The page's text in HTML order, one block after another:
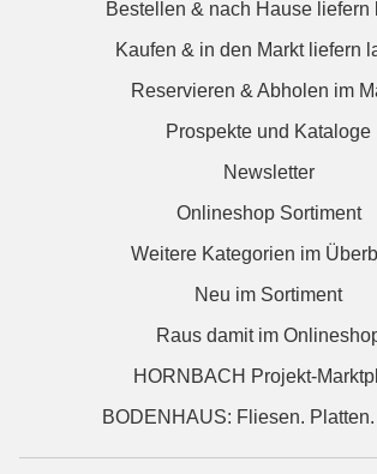
Bestellen & nach Hause liefern
Kaufen & in den Markt liefern
Reservieren & Abholen im
Prospekte und Kataloge
Newsletter
Onlineshop Sortiment
Weitere Kategorien im
Neu im Sortiment
Raus damit im
HORNBACH Projekt-
BODENHAUS: Fliesen.